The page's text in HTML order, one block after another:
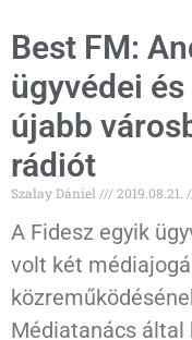
Best FM:
ügyvédei
újabb
rádiót
Szalay Dániel 2019.08.21.
A Fidesz egyik
volt két
Médiatanács